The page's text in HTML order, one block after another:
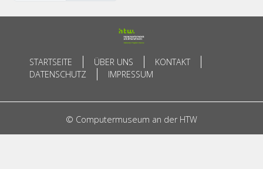
STARTSEITE ÜBER UNS
KONTAKT
DATENSCHUTZ
IMPRESSUM
© Computermuseum an der HTW